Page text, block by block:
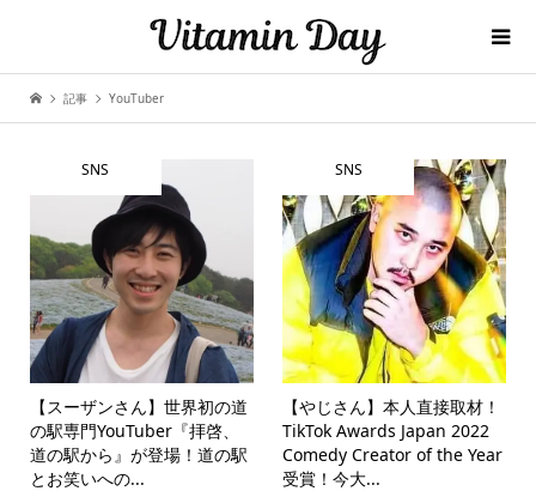
記事 YouTuber
SNS
【スーザンさん】世界初の道
の駅専門YouTuber『拝啓、
道の駅から』が登場！道の駅
とお笑いへの...
SNS
【やじさん】本人直接取材！
TikTok Awards Japan 2022
Comedy Creator of the Year
受賞！今大...